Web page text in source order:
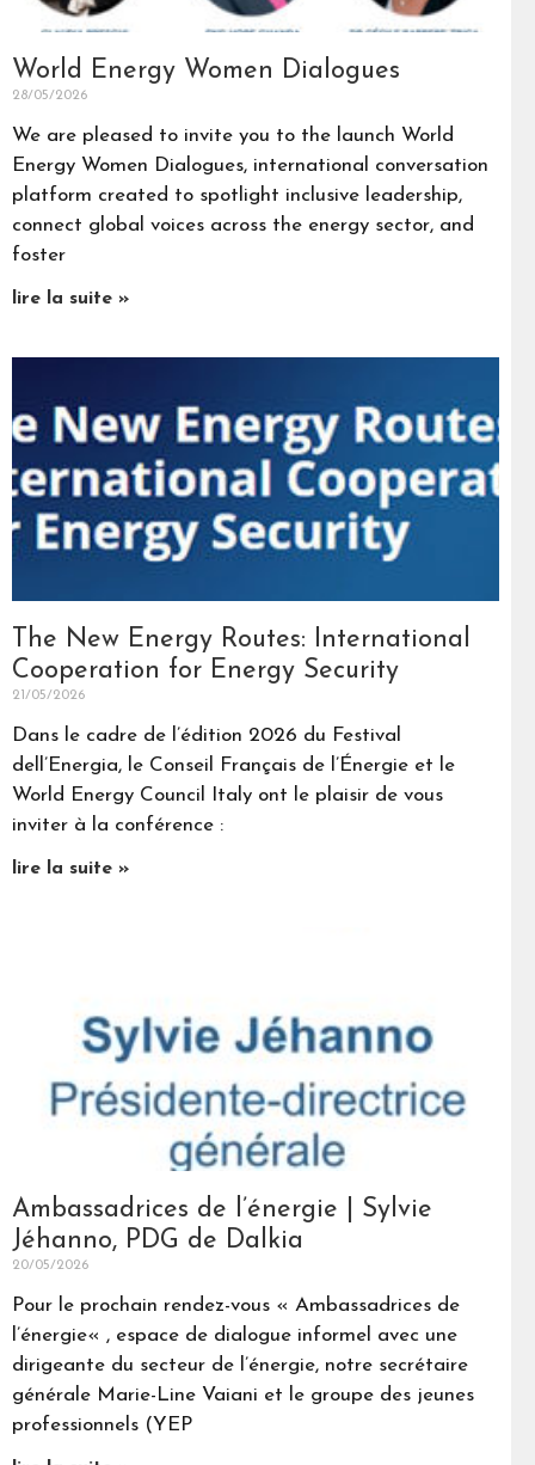
World Energy Women Dialogues
28/05/2026
We are pleased to invite you to the launch World
Energy Women Dialogues, international conversation
platform created to spotlight inclusive leadership,
connect global voices across the energy sector, and
foster
lire la suite »
The New Energy Routes: International
Cooperation for Energy Security
21/05/2026
Dans le cadre de l’édition 2026 du Festival
dell’Energia, le Conseil Français de l’Énergie et le
World Energy Council Italy ont le plaisir de vous
inviter à la conférence :
lire la suite »
Ambassadrices de l’énergie | Sylvie
Jéhanno, PDG de Dalkia
20/05/2026
Pour le prochain rendez-vous « Ambassadrices de
l’énergie« , espace de dialogue informel avec une
dirigeante du secteur de l’énergie, notre secrétaire
générale Marie-Line Vaiani et le groupe des jeunes
professionnels (YEP